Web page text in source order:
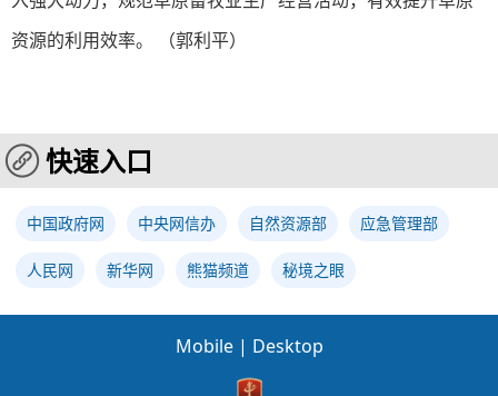
资源的利用效率。 （郭利平）
快速入口
中国政府网 中央网信办 自然资源部 应急管理部
人民网 新华网 熊猫频道 秘境之眼
Mobile | Desktop